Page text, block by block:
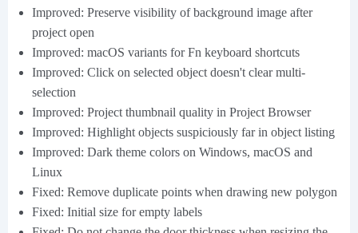
Improved: Preserve visibility of background image after
project open
Improved: macOS variants for Fn keyboard shortcuts
Improved: Click on selected object doesn't clear multi-
selection
Improved: Project thumbnail quality in Project Browser
Improved: Highlight objects suspiciously far in object listing
Improved: Dark theme colors on Windows, macOS and
Linux
Fixed: Remove duplicate points when drawing new polygon
Fixed: Initial size for empty labels